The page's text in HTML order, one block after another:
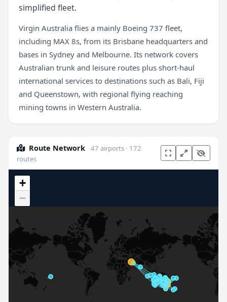
simplified fleet.
Virgin Australia flies a mainly Boeing 737 fleet,
including MAX 8s, from its Brisbane headquarters and
bases in Sydney and Melbourne. Its network covers
Australian trunk and leisure routes plus short-haul
international services to destinations such as Bali, Fiji
and Queenstown, with regional flying reaching
mining towns in Western Australia.
Route Network
47 airports · 172
routes
+
−